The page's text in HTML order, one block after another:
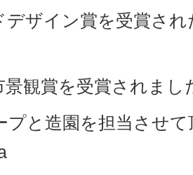
デザイン賞を受賞さ
景観賞を受賞されまし
プと造園を担当させて